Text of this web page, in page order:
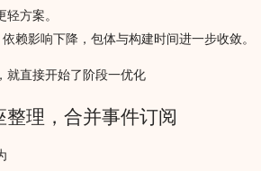
方案。
赖影响下降，包体与构建时间进一步收敛。
就直接开始了阶段一优化
整理，合并事件订阅